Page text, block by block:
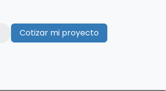
Cotizar mi proyecto